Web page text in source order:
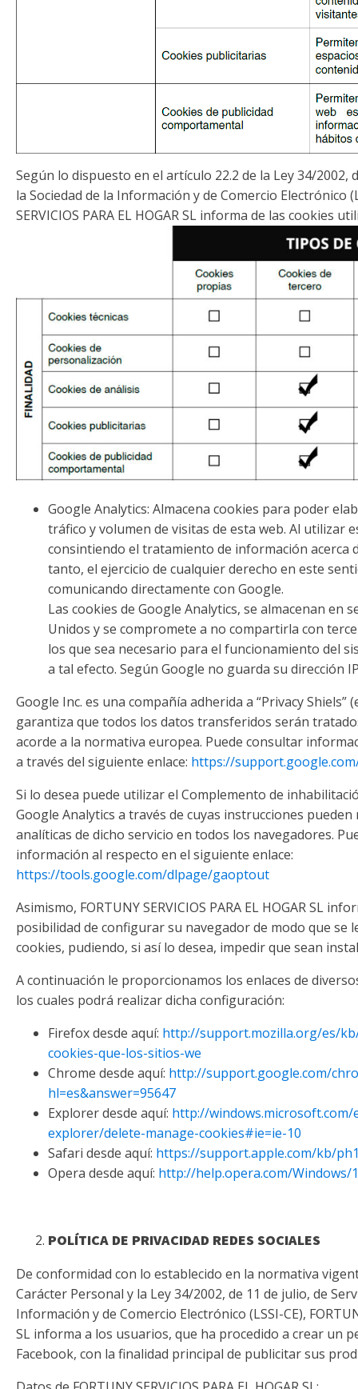
Según lo dispuesto en el artículo 22.2 de la Ley 34/2002,
la Sociedad de la Información y de Comercio Electrónico
SERVICIOS PARA EL HOGAR SL informa de las cookies
Google Analytics: Almacena cookies para poder
tráfico y volumen de visitas de esta web. Al utilizar
consintiendo el tratamiento de información acerca
tanto, el ejercicio de cualquier derecho en este
comunicando directamente con Google.
Las cookies de Google Analytics, se almacenan en
Unidos y se compromete a no compartirla con
los que sea necesario para el funcionamiento del
a tal efecto. Según Google no guarda su dirección
Google Inc. es una compañía adherida a “Privacy Shiels”
garantiza que todos los datos transferidos serán
acorde a la normativa europea. Puede consultar
a través del siguiente enlace: https://
Si lo desea puede utilizar el Complemento de
Google Analytics a través de cuyas instrucciones
analíticas de dicho servicio en todos los navegadores.
información al respecto en el siguiente enlace:
https://tools.google.com/dlpage/gaoptout
Asimismo, FORTUNY SERVICIOS PARA EL HOGAR SL
posibilidad de configurar su navegador de modo que se
cookies, pudiendo, si así lo desea, impedir que sean
A continuación le proporcionamos los enlaces de
los cuales podrá realizar dicha configuración:
Firefox desde aquí: http://support.mozilla.org/es/
cookies-que-los-sitios-we
Chrome desde aquí: http://support.google.com/
hl=es&answer=95647
Explorer desde aquí: http://
explorer/delete-manage-cookies#ie=ie-10
Safari desde aquí: https://support.apple.com/kb/
Opera desde aquí: http://help.opera.com/Windows/
POLÍTICA DE PRIVACIDAD REDES SOCIALES
De conformidad con lo establecido en la normativa
Carácter Personal y la Ley 34/2002, de 11 de julio, de
Información y de Comercio Electrónico (LSSI-CE),
SL informa a los usuarios, que ha procedido a crear un
Facebook, con la finalidad principal de publicitar sus